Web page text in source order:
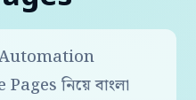
নিয়ে বাংলা